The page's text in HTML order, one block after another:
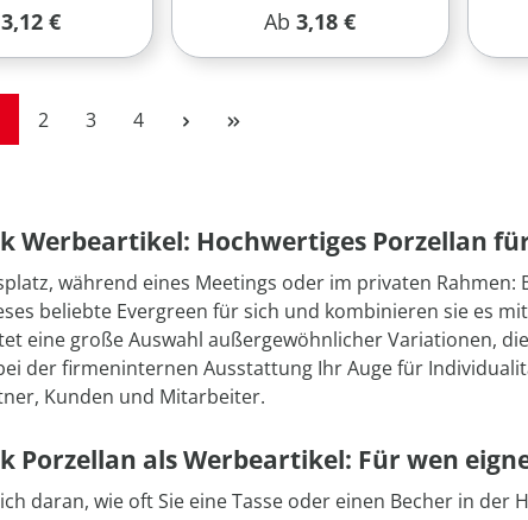
Preis:
3,12 € Regulärer Preis:
Ab3,18 €
Seite
2 Seite
3 Seite
4
Werbeartikel: Hochwertiges Porzellan
während eines Meetings oder im privaten Rahmen:
beliebte Evergreen für sich und kombinieren sie es
eine große Auswahl außergewöhnlicher Variationen,
der firmeninternen Ausstattung Ihr Auge für
Kunden und Mitarbeiter.
Porzellan als Werbeartikel: Für wen
daran, wie oft Sie eine Tasse oder einen Becher in